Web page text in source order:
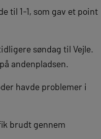
til 1-1, som gav et point
søndag til Vejle.
andenpladsen.
havde problemer i
brudt gennem